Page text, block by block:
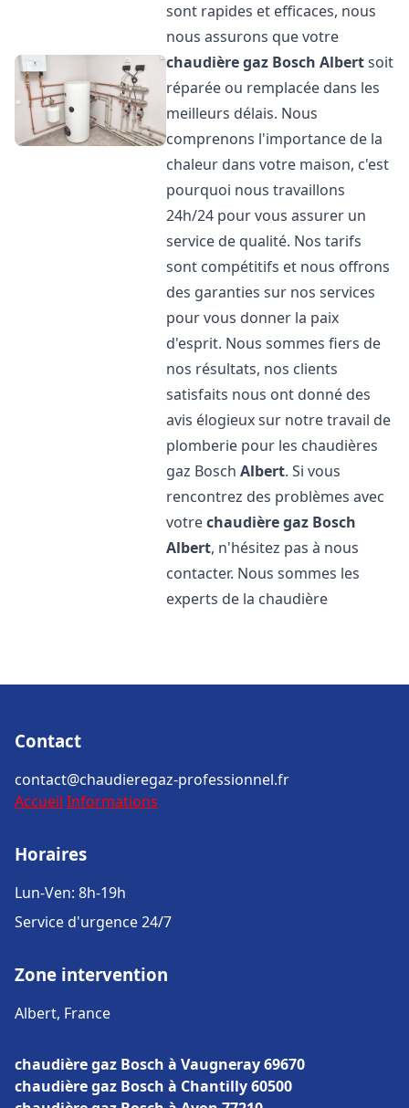
sont rapides et efficaces, nous
nous assurons que votre
chaudière gaz Bosch Albertsoit
réparée ou remplacée dans les
meilleurs délais. Nous
comprenons l'importance de la
chaleur dans votre maison, c'est
pourquoi nous travaillons
24h/24 pour vous assurer un
service de qualité. Nos tarifs
sont compétitifs et nous offrons
des garanties sur nos services
pour vous donner la paix
d'esprit. Nous sommes fiers de
nos résultats, nos clients
satisfaits nous ont donné des
avis élogieux sur notre travail de
plomberie pour les chaudières
gaz BoschAlbert. Si vous
rencontrez des problèmes avec
votrechaudière gaz Bosch
Albert, n'hésitez pas à nous
contacter. Nous sommes les
experts de la chaudière
Contact
contact@chaudieregaz-professionnel.fr
Accueil Informations
Horaires
Lun-Ven: 8h-19h
Service d'urgence 24/7
Zone intervention
Albert, France
chaudière gaz Bosch à Vaugneray 69670
chaudière gaz Bosch à Chantilly 60500